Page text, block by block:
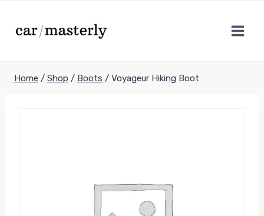
content
Home / Shop / Boots / Voyageur Hiking Boot